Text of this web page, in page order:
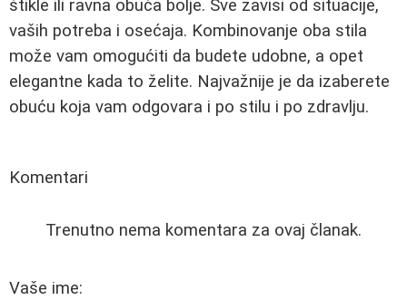
štikle ili ravna obuća bolje. Sve zavisi od situacije,
vaših potreba i osećaja. Kombinovanje oba stila
može vam omogućiti da budete udobne, a opet
elegantne kada to želite. Najvažnije je da izaberete
obuću koja vam odgovara i po stilu i po zdravlju.
Komentari
Trenutno nema komentara za ovaj članak.
Vaše ime: